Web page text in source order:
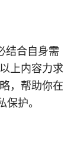
结合自身需
上内容力求
，帮助你在
护。